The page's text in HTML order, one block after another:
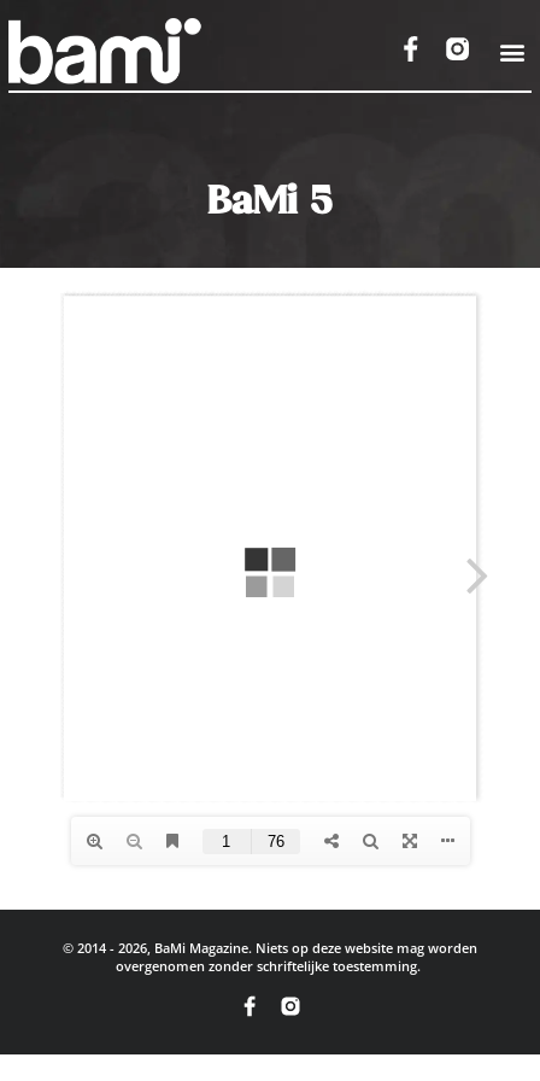
BaMi 5
© 2014 - 2026, BaMi Magazine. Niets op deze website mag worden
overgenomen zonder schriftelijke toestemming.